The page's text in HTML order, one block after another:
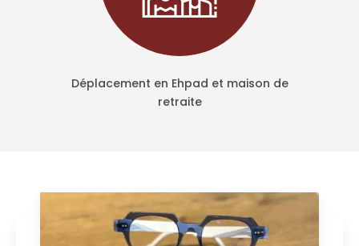
Déplacement en Ehpad et maison de
retraite